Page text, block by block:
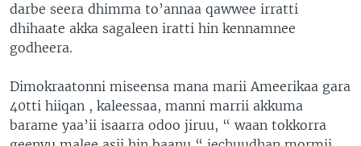
darbe seera dhimma to’annaa qawwee irratti
dhihaate akka sagaleen iratti hin kennamnee
godheera.
Dimokraatonni miseensa mana marii Ameerikaa gara
40tti hiiqan , kaleessaa, manni marrii akkuma
barame yaa’ii isaarra odoo jiruu, “ waan tokkorra